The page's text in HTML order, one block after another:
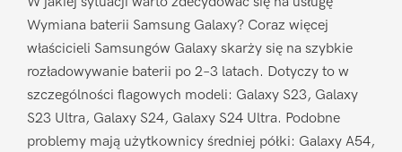
Wymiana baterii Samsung Galaxy? Coraz więcej
właścicieli Samsungów Galaxy skarży się na szybkie
rozładowywanie baterii po 2–3 latach. Dotyczy to w
szczególności flagowych modeli: Galaxy S23, Galaxy
S23 Ultra, Galaxy S24, Galaxy S24 Ultra. Podobne
problemy mają użytkownicy średniej półki: Galaxy A54,